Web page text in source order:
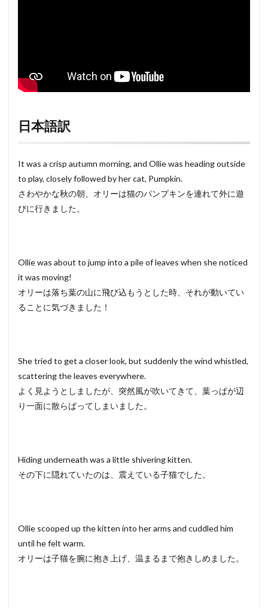
日本語訳
It was a crisp autumn morning, and Ollie was heading outside
to play, closely followed by her cat, Pumpkin.
さわやかな秋の朝、オリーは猫のパンプキンを連れて外に遊
びに行きました。
Ollie was about to jump into a pile of leaves when she noticed
it was moving!
オリーは落ち葉の山に飛び込もうとした時、それが動いてい
ることに気づきました！
She tried to get a closer look, but suddenly the wind whistled,
scattering the leaves everywhere.
よく見ようとしましたが、突然風が吹いてきて、葉っぱが辺
り一面に散らばってしまいました。
Hiding underneath was a little shivering kitten.
その下に隠れていたのは、震えている子猫でした。
Ollie scooped up the kitten into her arms and cuddled him
until he felt warm.
オリーは子猫を腕に抱き上げ、温まるまで抱きしめました。